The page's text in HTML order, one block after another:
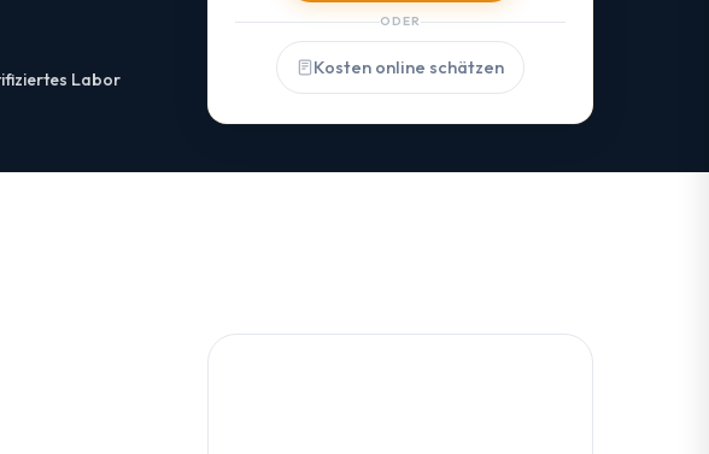
Labor
ODER
Kosten online schätzen